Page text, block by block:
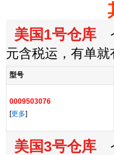
美国1号仓库
元含税运，有单
型号
0009503076
[更多]
美国3号仓库